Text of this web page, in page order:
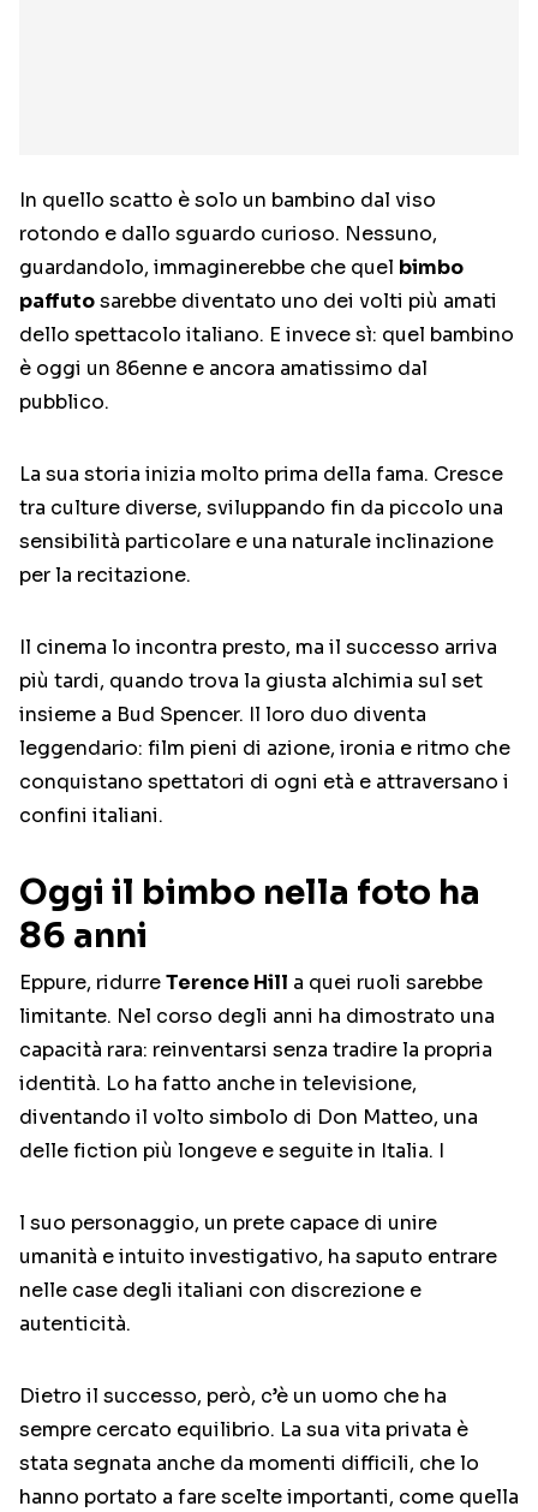
In quello scatto è solo un bambino dal viso
rotondo e dallo sguardo curioso. Nessuno,
guardandolo, immaginerebbe che quel bimbo
paffutosarebbe diventato uno dei volti più amati
dello spettacolo italiano. E invece sì: quel bambino
è oggi un 86enne e ancora amatissimo dal
pubblico.
La sua storia inizia molto prima della fama. Cresce
tra culture diverse, sviluppando fin da piccolo una
sensibilità particolare e una naturale inclinazione
per la recitazione.
Il cinema lo incontra presto, ma il successo arriva
più tardi, quando trova la giusta alchimia sul set
insieme a Bud Spencer. Il loro duo diventa
leggendario: film pieni di azione, ironia e ritmo che
conquistano spettatori di ogni età e attraversano i
confini italiani.
Oggi il bimbo nella foto ha
86 anni
Eppure, ridurreTerence Hill a quei ruoli sarebbe
limitante. Nel corso degli anni ha dimostrato una
capacità rara: reinventarsi senza tradire la propria
identità. Lo ha fatto anche in televisione,
diventando il volto simbolo di Don Matteo, una
delle fiction più longeve e seguite in Italia. I
l suo personaggio, un prete capace di unire
umanità e intuito investigativo, ha saputo entrare
nelle case degli italiani con discrezione e
autenticità.
Dietro il successo, però, c’è un uomo che ha
sempre cercato equilibrio. La sua vita privata è
stata segnata anche da momenti difficili, che lo
hanno portato a fare scelte importanti, come quella